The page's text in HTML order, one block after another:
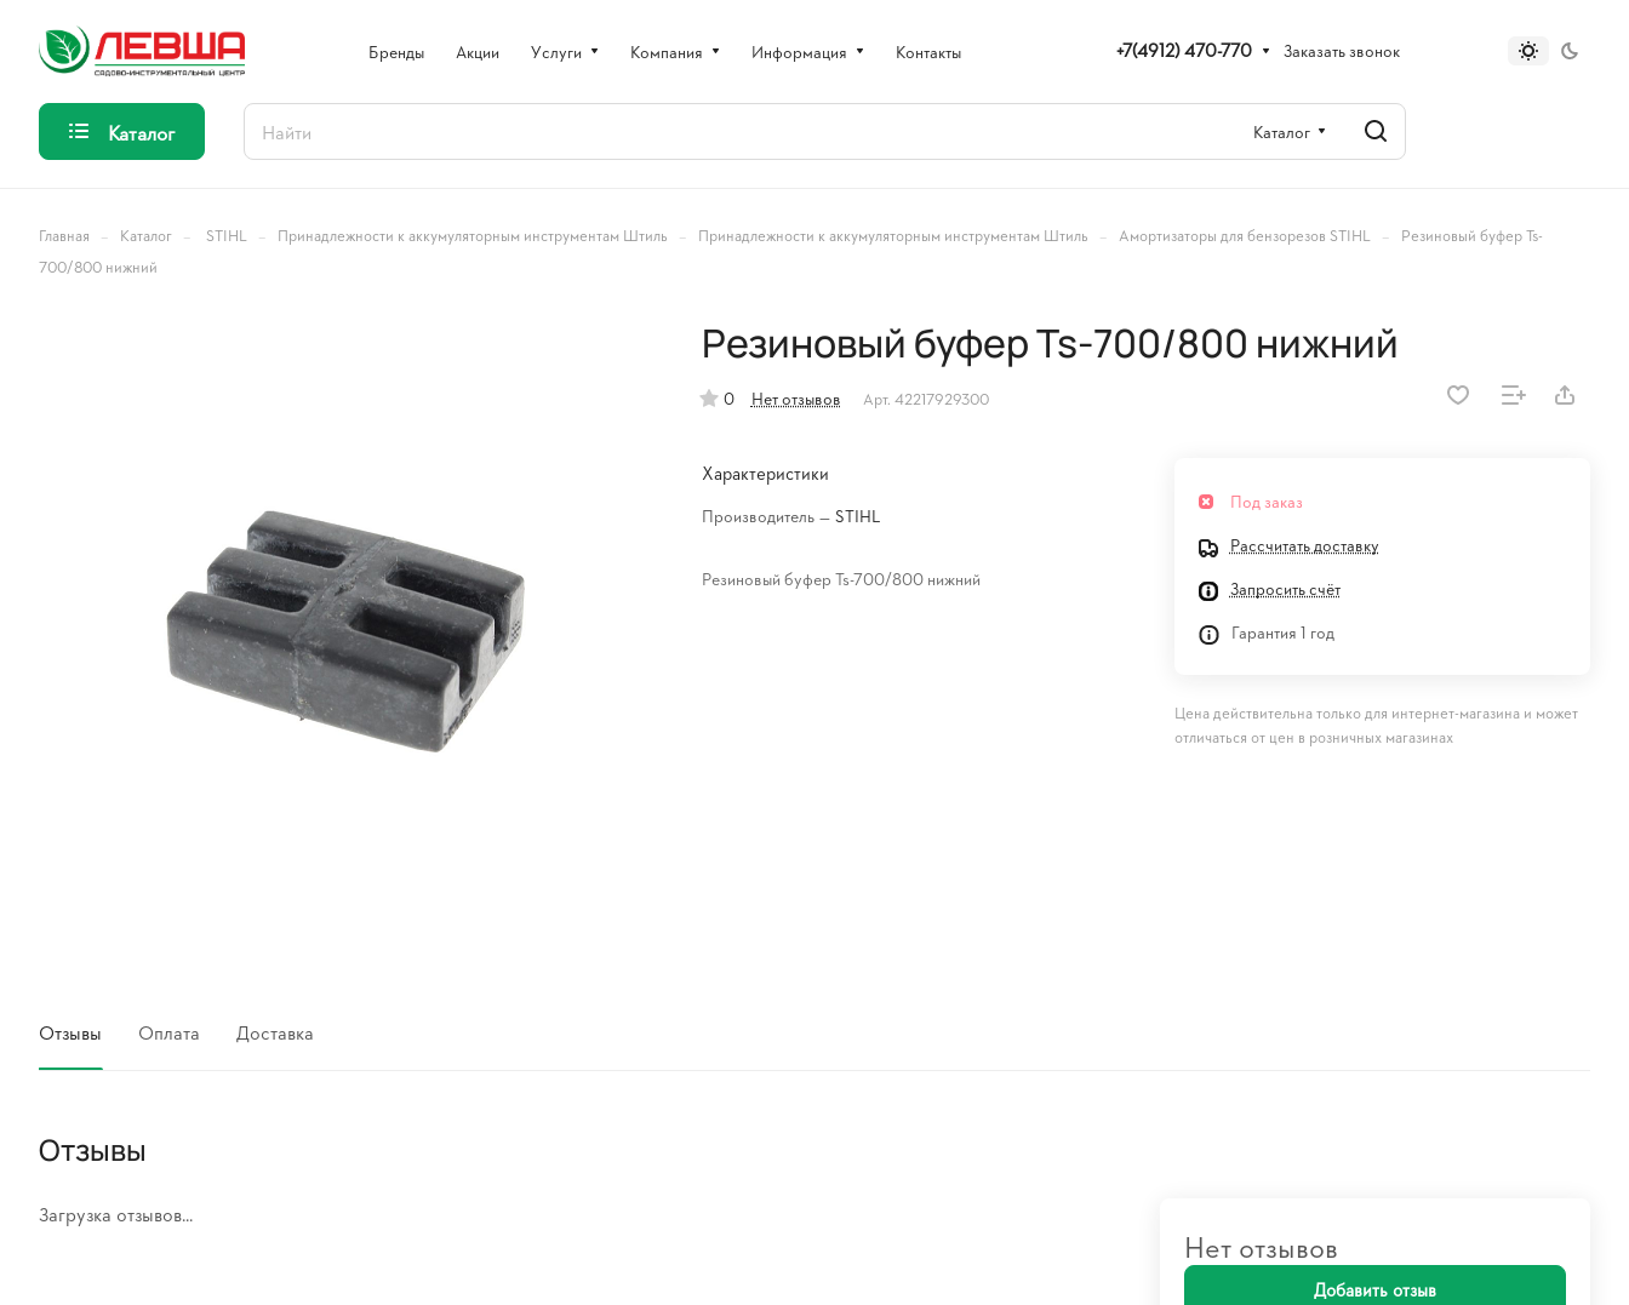
Бренды Акции Услуги Компания Информация Контакты +7(4912) 470-770 Заказать звонок
Каталог Каталог
Главная – Каталог – STIHL – Принадлежности к аккумуляторным инструментам Штиль – Принадлежности к аккумуляторным инструментам Штиль – Амортизаторы для бензорезов STIHL –
Резиновый буфер Ts-
700/800 нижний
Резиновый буфер Ts-700/800 нижний
0 Нет отзывов Арт. 42217929300
Характеристики
Производитель — STIHL
Резиновый буфер Ts-700/800 нижний
Под заказ
Рассчитать доставку
Запросить счёт
Гарантия 1 год
Цена действительна только для интернет-магазина и может
отличаться от цен в розничных магазинах
Отзывы Оплата Доставка
Отзывы
Загрузка отзывов...
Нет отзывов
Добавить отзыв